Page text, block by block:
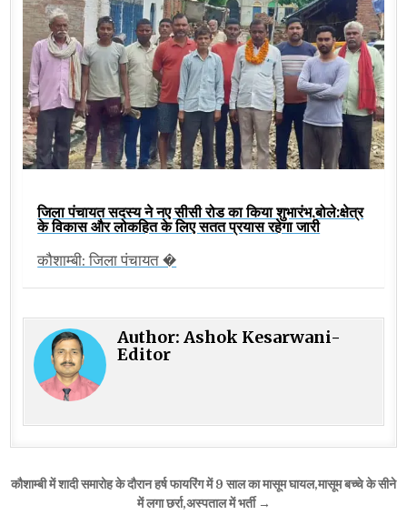
जिला पंचायत सदस्य ने नए सीसी रोड का किया शुभारंभ,बोले:क्षेत्र
के विकास और लोकहित के लिए सतत प्रयास रहेगा जारी
कौशाम्बी: जिला पंचायत �
Author:Ashok Kesarwani-
Editor
Post
कौशाम्बी में शादी समारोह के दौरान हर्ष फायरिंग में 9 साल का मासूम घायल,मासूम बच्चे के सीने
में लगा छर्रा,अस्पताल में भर्ती →